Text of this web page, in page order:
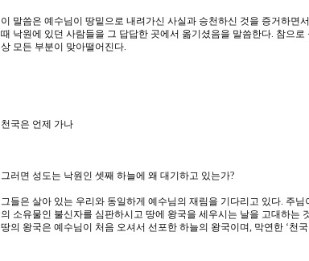
이 말씀은 예수님이 땅밑으로 내려가신 사실과 승천하신 것을 증거하면
때 낙원에 있던 사람들을 그 답답한 곳에서 옮기셨음을 말씀한다. 참으로
상 모든 부분이 맞아떨어진다.
천국은 언제 가나
그러면 성도는 낙원인 셋째 하늘에 왜 대기하고 있는가?
그들은 살아 있는 우리와 동일하게 예수님의 재림을 기다리고 있다. 주님
의 소유물인 불신자를 심판하시고 땅에 왕국을 세우시는 날을 고대하는
땅의 왕국은 예수님이 처음 오셔서 선포한 하늘의 왕국이며, 막연한 ‘천